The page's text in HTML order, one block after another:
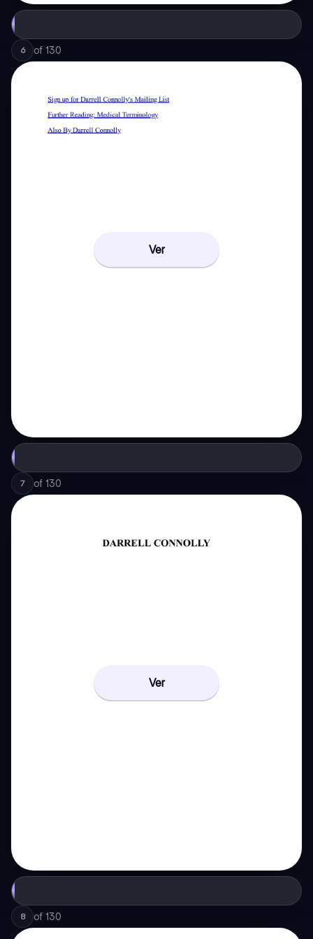
6 of 130
Ver
7 of 130
Ver
8 of 130